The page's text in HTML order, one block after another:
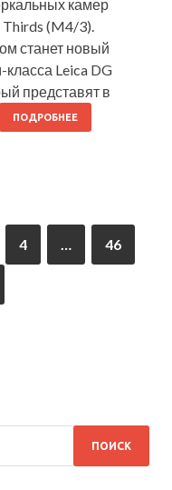
камер
Thirds (M4/3).
станет новый
Leica DG
представят в
ПОДРОБНЕЕ
4 … 46